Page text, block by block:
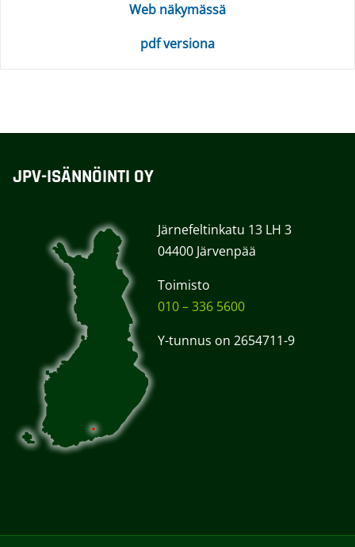
Web näkymässä
pdf versiona
JPV-ISÄNNÖINTI OY
Järnefeltinkatu 13 LH 3
04400 Järvenpää
Toimisto
010 – 336 5600
Y-tunnus on 2654711-9